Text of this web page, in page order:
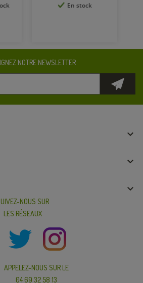
En stock
NOTRE NEWSLETTER



NOUS SUR
LES RÉSEAUX
APPELEZ-NOUS SUR LE
04 69 32 58 13